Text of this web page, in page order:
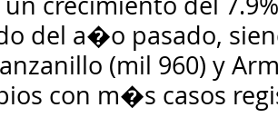
del a�o pasado,
(mil 960) y
con m�s casos